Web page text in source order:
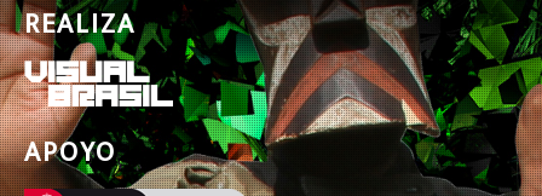
REALIZA
APOYO